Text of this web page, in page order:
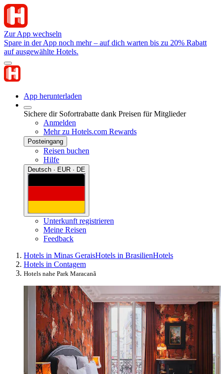
Zur App wechseln
Spare in der App noch mehr – auf dich warten bis zu 20% Rabatt
auf ausgewählte Hotels.
App herunterladen
Sichere dir Sofortrabatte dank Preisen für Mitglieder
Anmelden
Mehr zu Hotels.com Rewards
Posteingang
Reisen buchen
Hilfe
Deutsch · EUR · DE
Unterkunft registrieren
Meine Reisen
Feedback
Hotels in Minas GeraisHotels in BrasilienHotels
Hotels in Contagem
Hotels nahe Park Maracanã